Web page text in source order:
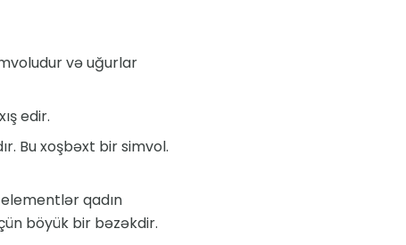
və uğurlar
edir.
Bu xoşbəxt bir simvol.
elementlər qadın
böyük bir bəzəkdir.